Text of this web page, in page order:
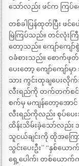
သော်လည်း ဖင်က ကြပ်
တစ်ခါပြန်ထုတ်ပြီး ဖ
မြဲကြပ်သည်။ တင်လုံးကြီ
တော့သည်။ ကျော်ကျေ
ဝခံစားသည်။ စောက်ဖုတ်၊
ပေးတော့ ကျော်ကျော်
သား ကွင်းထုချပေးလို
လီးရည်ကို တက်တက်စင်ကု
စက်မှ မကျန်တော့အော
လီးရည်ကိုလည်း စုပ်ပေ
ထိန်းသိမ်းခဲ့သော်လည်း
သူငယ်ချင်းကို ထိုအကြော
သွင်းပေးဦး” “နှစ်ယ
ရှေ့ပေါက်၊ တစ်ယောက်က